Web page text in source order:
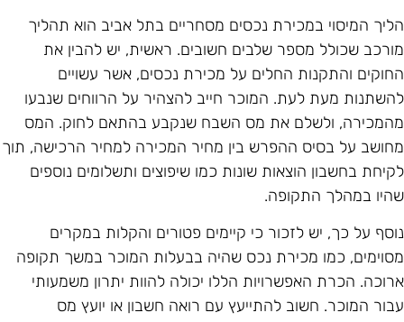
המיסוי במכירת נכסים מסחריים בתל אביב הוא תהליך
שכולל מספר שלבים חשובים. ראשית, יש להבין את
והתקנות החלים על מכירת נכסים, אשר עשויים
מעת לעת. המוכר חייב להצהיר על הרווחים שנבעו
ולשלם את מס השבח שנקבע בהתאם לחוק. המס
על בסיס ההפרש בין מחיר המכירה למחיר הרכישה, תוך
בחשבון הוצאות שונות כמו שיפוצים ותשלומים נוספים
במהלך התקופה.
על כך, יש לזכור כי קיימים פטורים והקלות במקרים
כמו מכירת נכס שהיה בבעלות המוכר במשך תקופה
הכרת האפשרויות הללו יכולה להוות יתרון משמעותי
המוכר. חשוב להתייעץ עם רואה חשבון או יועץ מס